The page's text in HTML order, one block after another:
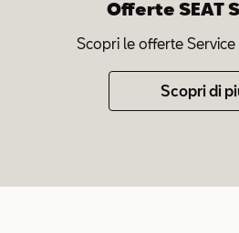
Offerte SEAT
Scopri le offerte
Scopri di